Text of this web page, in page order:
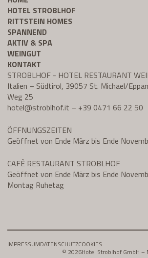
HOTEL STROBLHOF
RITTSTEIN HOMES
SPANNEND
AKTIV & SPA
WEINGUT
KONTAKT
STROBLHOF - HOTEL RESTAURANT
Italien – Südtirol, 39057 St. Michael/
Weg 25
hotel@stroblhof.it – +39 0471 66 22 50
ÖFFNUNGSZEITEN
Geöffnet von Ende März bis Ende
CAFÈ RESTAURANT STROBLHOF
Geöffnet von Ende März bis Ende
Montag Ruhetag
IMPRESSUMDATENSCHUTZCOOKIES
© 2026Hotel Stroblhof GmbH –